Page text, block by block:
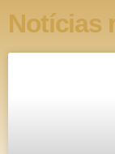
Notícias